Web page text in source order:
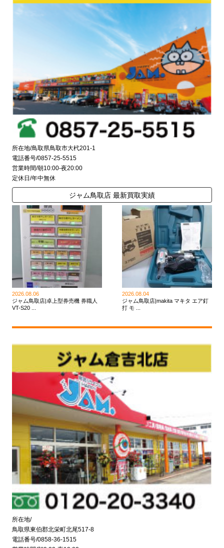
所在地/鳥取県鳥取市大杙201-1
電話番号/0857-25-5515
営業時間/朝10:00-夜20:00
定休日/年中無休
ジャム鳥取店 最新買取実績
2026.08.06
ジャム鳥取店|卓上型券売機 券職人
VT-S20 ...
2026.08.04
ジャム鳥取店|makita マキタ エア釘
打 モ ...
所在地/
鳥取県東伯郡北栄町北尾517-8
電話番号/0858-36-1515